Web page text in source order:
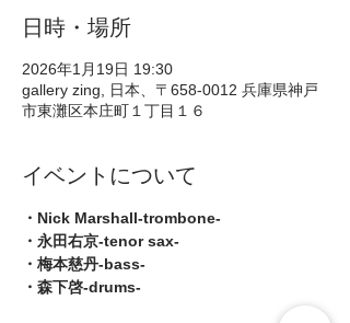
日時・場所
2026年1月19日 19:30
gallery zing, 日本、〒658-0012 兵庫県神戸
市東灘区本庄町１丁目１６
イベントについて
・Nick Marshall-trombone-
・永田右京-tenor sax-
・梅本慈丹-bass-
・森下啓-drums-